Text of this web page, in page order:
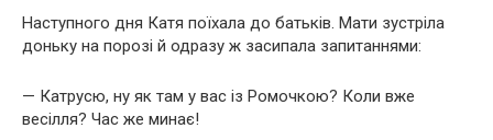
Наступного дня Катя поїхала до батьків. Мати зустріла
доньку на порозі й одразу ж засипала запитаннями:
— Катрусю, ну як там у вас із Ромочкою? Коли вже
весілля? Час же минає!